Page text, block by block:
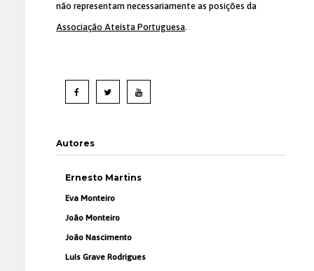
não representam necessariamente as posições da
Associação Ateísta Portuguesa.
Autores
Ernesto Martins
Eva Monteiro
João Monteiro
João Nascimento
Luís Grave Rodrigues